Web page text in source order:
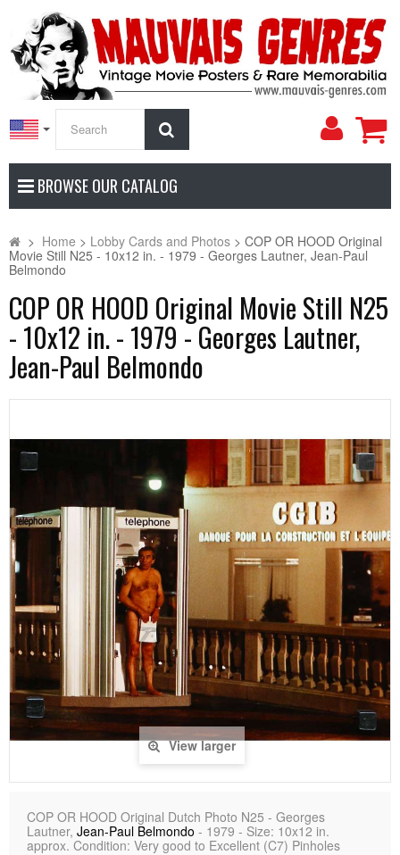
My
BROWSE OUR CATALOG
> Home > Lobby Cards and Photos > COP OR HOOD Original
Movie Still N25 - 10x12 in. - 1979 - Georges Lautner, Jean-Paul
Belmondo
COP OR HOOD Original Movie Still N25
- 10x12 in. - 1979 - Georges Lautner,
Jean-Paul Belmondo
View larger
COP OR HOOD Original Dutch Photo N25 - Georges
Lautner, Jean-Paul Belmondo - 1979 - Size: 10x12 in.
approx. Condition: Very good to Excellent (C7) Pinholes